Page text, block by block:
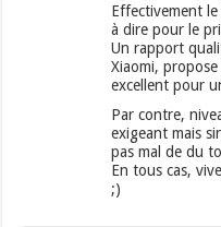
Effectivement
à dire pour le
Un rapport
Xiaomi,
excellent pour
Par contre,
exigeant mais
pas mal de du
En tous cas,
;)